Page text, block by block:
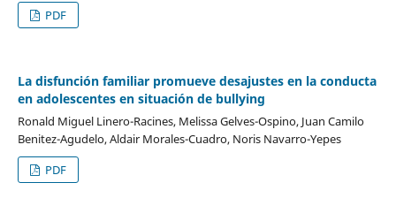
PDF
La disfunción familiar promueve desajustes en la conducta
en adolescentes en situación de bullying
Ronald Miguel Linero-Racines, Melissa Gelves-Ospino, Juan Camilo
Benitez-Agudelo, Aldair Morales-Cuadro, Noris Navarro-Yepes
PDF